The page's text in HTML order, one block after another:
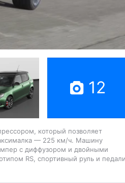
12
который позволяет
— 225 км/ч. Машину
с диффузором и двойными
RS, спортивный руль и